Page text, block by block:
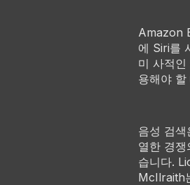
Amazon
에 Siri를
미 사적
용해야 할
음성 검
열한 경
습니다.
McIlraith